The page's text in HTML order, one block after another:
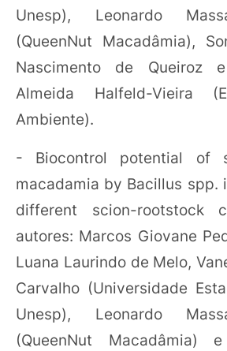
Unesp), Leonardo
(QueenNut Macadâmia),
Nascimento de Queiroz
Almeida Halfeld-Vieira
Ambiente).
- Biocontrol potential of
macadamia by Bacillus spp.
different scion-rootstock
autores: Marcos Giovane
Luana Laurindo de Melo,
Carvalho (Universidade
Unesp), Leonardo
(QueenNut Macadâmia)